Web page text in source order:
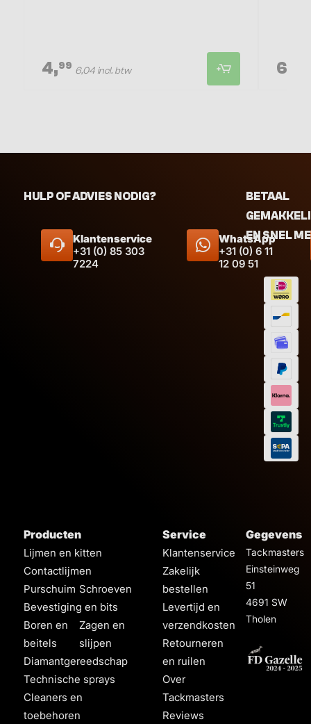
4,99 6,04 incl. btw 6,
HULP OF ADVIES NODIG?
Klantenservice
+31 (0) 85 303
7224
WhatsApp
+31 (0) 6 11
12 09 51
BETAAL
EN SNEL
Producten
Lijmen en kitten
Contactlijmen
Purschuim Schroeven
Bevestiging en bits
Boren en
beitels
Zagen en
slijpen
Diamantgereedschap
Technische sprays
Cleaners en
toebehoren
Service
Klantenservice
Zakelijk
bestellen
Levertijd en
verzendkosten
Retourneren
en ruilen
Over
Tackmasters
Reviews
Gegevens
Tackmasters
Einsteinweg
51
4691 SW
Tholen